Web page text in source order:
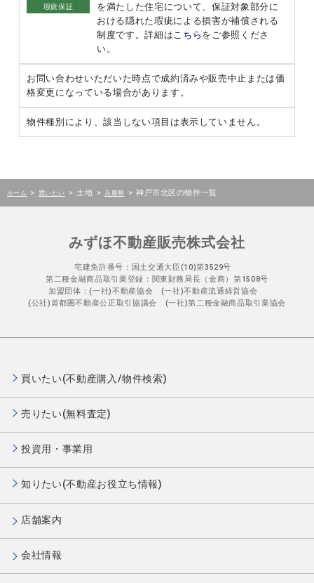
瑕疵保証
を満たした住宅について、保証対象部分に
おける隠れた瑕疵による損害が補償される
制度です。詳細は こちら をご参照くださ
い。
お問い合わせいただいた時点で成約済みや販売中止または価
格変更になっている場合があります。
物件種別により、該当しない項目は表示していません。
ホーム > 買いたい > 土地 > 兵庫県 > 神戸市北区の物件一覧
みずほ不動産販売株式会社
宅建免許番号：国土交通大臣(10)第3529号
第二種金融商品取引業登録：関東財務局長（金商）第1508号
加盟団体：(一社)不動産協会 (一社)不動産流通経営協会
(公社)首都圏不動産公正取引協議会 (一社)第二種金融商品取引業協会
買いたい(不動産購入/物件検索)
売りたい(無料査定)
投資用・事業用
知りたい(不動産お役立ち情報)
店舗案内
会社情報